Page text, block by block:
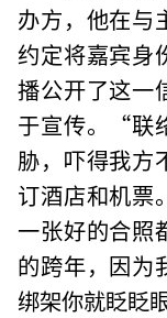
办方，他在与
约定将嘉宾身
播公开了这一
于宣传。“联
胁，吓得我方
订酒店和机
一张好的合
的跨年，因为
绑架你就眨眨